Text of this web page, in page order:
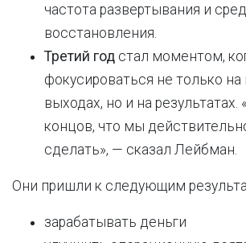
частота развертывания и
восстановления.
Третий год стал моментом,
фокусироваться не только на
выходах, но и на результатах.
концов, что мы
сделать», — сказал Лейбман.
Они пришли к следующим
зарабатывать деньги